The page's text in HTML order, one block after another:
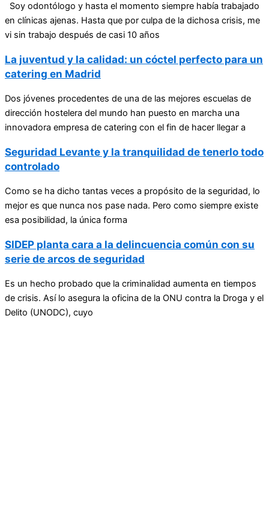
Soy odontólogo y hasta el momento siempre había trabajado
en clínicas ajenas. Hasta que por culpa de la dichosa crisis, me
vi sin trabajo después de casi 10 años
La juventud y la calidad: un cóctel perfecto para un
catering en Madrid
Dos jóvenes procedentes de una de las mejores escuelas de
dirección hostelera del mundo han puesto en marcha una
innovadora empresa de catering con el fin de hacer llegar a
Seguridad Levante y la tranquilidad de tenerlo todo
controlado
Como se ha dicho tantas veces a propósito de la seguridad, lo
mejor es que nunca nos pase nada. Pero como siempre existe
esa posibilidad, la única forma
SIDEP planta cara a la delincuencia común con su
serie de arcos de seguridad
Es un hecho probado que la criminalidad aumenta en tiempos
de crisis. Así lo asegura la oficina de la ONU contra la Droga y el
Delito (UNODC), cuyo